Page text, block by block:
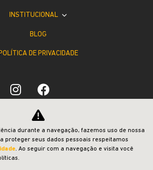
INSTITUCIONAL
BLOG
DE PRIVACIDADE
Seu bem maior é a vida.
durante a navegação, fazemos uso de nossa
proteger seus dados pessoais respeitamos
. Ao seguir com a navegação e visita você